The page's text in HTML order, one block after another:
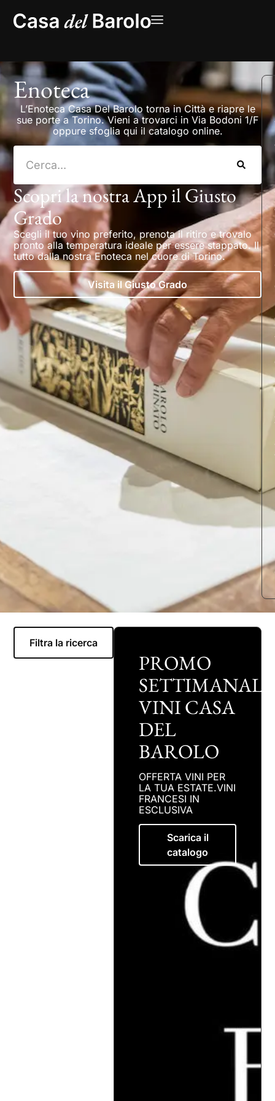
Enoteca
L’Enoteca Casa Del Barolo torna in Città e riapre le
sue porte a Torino. Vieni a trovarci in Via Bodoni 1/F
oppure sfoglia qui il catalogo online.
Scopri la nostra App il Giusto
Grado
Scegli il tuo vino preferito, prenota il ritiro e trovalo
pronto alla temperatura ideale per essere stappato. Il
tutto dalla nostra Enoteca nel cuore di Torino.
Visita il Giusto Grado
Filtra la ricerca
PROMO
SETTIMANALE
VINI CASA
DEL
BAROLO
OFFERTA VINI PER
LA TUA ESTATE.VINI
FRANCESI IN
ESCLUSIVA
Scarica il
catalogo